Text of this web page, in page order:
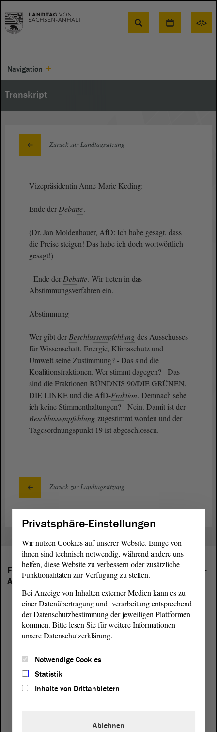
Suche
Navigation
Transkript
Zurück zur Landtagssitzung
Vizepräsidentin Anne-Marie Keding:
Ende der Debatte.
(Dr. Jan Moldenhauer, AfD: Ich habe gesagt, dass
die Preise steigen! Das habe ich doch wortwörtlich
gesagt!)
- Ende der Debatte. Wir treten in das
Abstimmungsverfahren ein.
Abstimmung
Wer gibt der Beschlussempfehlung des Ausschusses
für Wissenschaft, Energie, Klimaschutz und
Umwelt seine Zustimmung? - Das sind die
Koalitionsfraktionen. Wer stimmt dagegen? - Das
sind die Fraktionen BÜNDNIS 90/DIE GRÜNEN,
DIE LINKE und die AfD-Fraktion. Demnach sehe
ich keine Stimmenthaltungen? - Nein. Damit ist der
Beschlussempfehlung zugestimmt worden und der
Tagesordnungspunkt 19 ist abgeschlossen.
Zurück zur Landtagssitzung
Folgende Fraktionen sind im Landtag von Sachsen-
Anhalt vertreten:
Privatsphäre-Einstellungen
Wir nutzen Cookies auf unserer Website. Einige von
ihnen sind technisch notwendig, während andere uns
helfen, diese Website zu verbessern oder zusätzliche
Funktionalitäten zur Verfügung zu stellen.
Bei Anzeige von Inhalten externer Medien kann es zu
einer Datenübertragung und -verarbeitung entsprechend
der Datenschutzbestimmung der jeweiligen Plattformen
kommen. Bitte lesen Sie für weitere Informationen
unsere Datenschutzerklärung.
Notwendige Cookies
Statistik
Inhalte von Drittanbietern
Ablehnen